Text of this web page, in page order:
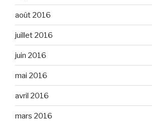
août 2016
juillet 2016
juin 2016
mai 2016
avril 2016
mars 2016